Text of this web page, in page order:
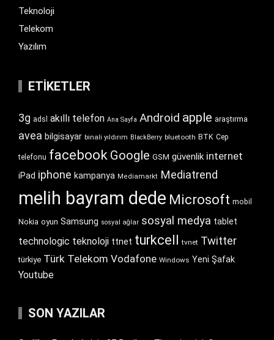
Teknoloji
Telekom
Yazılım
ETIKETLER
3g adsl akıllı telefon Ana Sayfa Android apple araştırma
avea bilgisayar binali yıldırım BlackBerry bluetooth BTK Cep
telefonu facebook Google GSM güvenlik internet
iPad iphone kampanya Mediamarkt Mediatrend
melih bayram dede Microsoft mobil
Nokia oyun Samsung sosyal ağlar sosyal medya tablet
technologic teknoloji ttnet turkcell tvnet Twitter
türkiye Türk Telekom Vodafone Windows Yeni Şafak
Youtube
SON YAZILAR